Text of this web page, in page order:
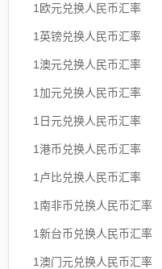
1欧元兑换人民币汇率
1英镑兑换人民币汇率
1澳元兑换人民币汇率
1加元兑换人民币汇率
1日元兑换人民币汇率
1港币兑换人民币汇率
1卢比兑换人民币汇率
1南非币兑换人民币汇率
1新台币兑换人民币汇率
1澳门元兑换人民币汇率